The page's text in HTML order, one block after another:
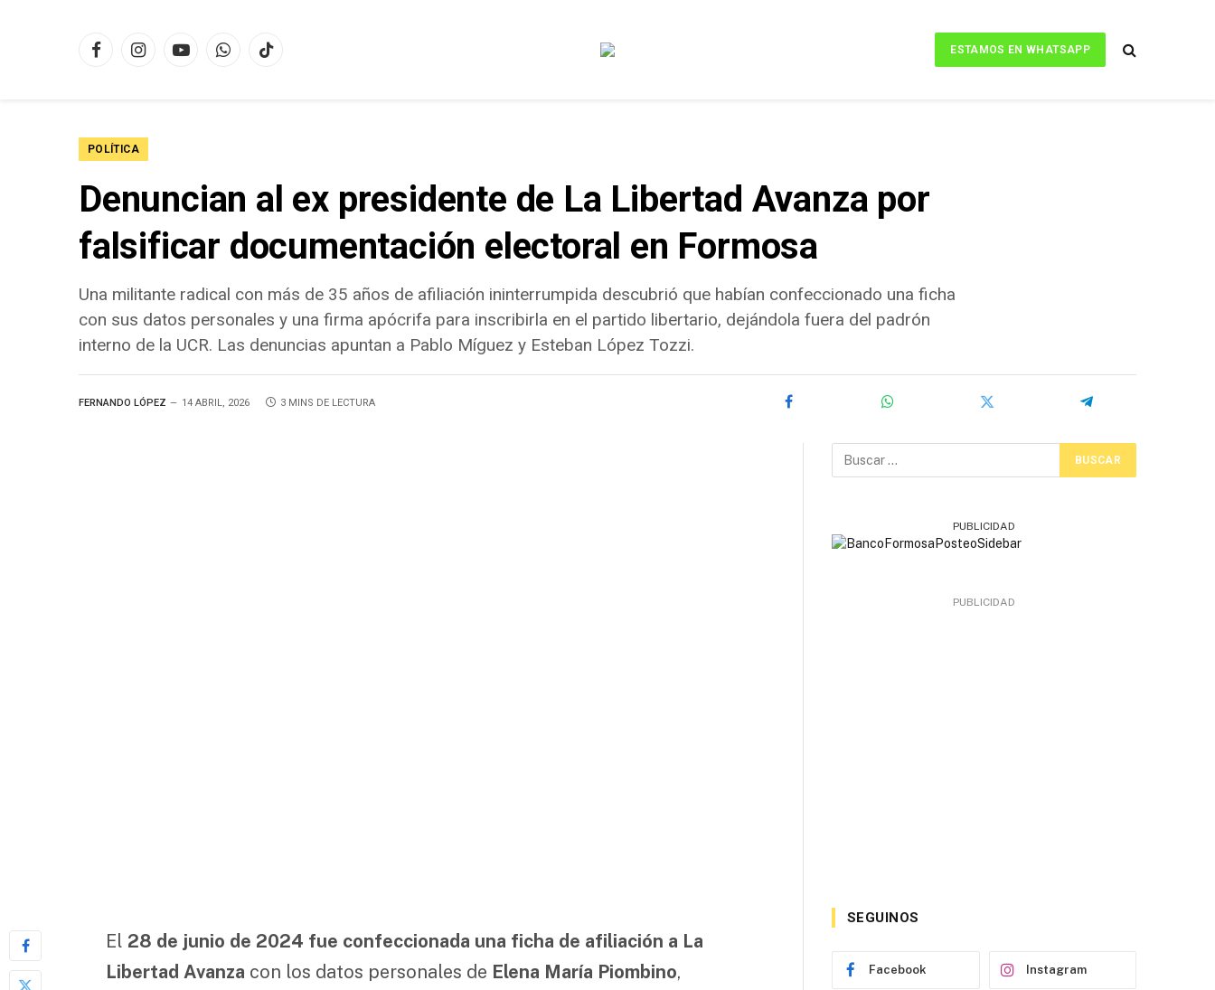
FacebookInstagramYouTubeWhatsAppTikTok
ESTAMOS EN WHATSAPP
POLÍTICA
Denuncian al ex presidente de La Libertad Avanza por
falsificar documentación electoral en Formosa
Una militante radical con más de 35 años de afiliación ininterrumpida descubrió que habían confeccionado una ficha
con sus datos personales y una firma apócrifa para inscribirla en el partido libertario, dejándola fuera del padrón
interno de la UCR. Las denuncias apuntan a Pablo Míguez y Esteban López Tozzi.
FERNANDO LÓPEZ 14 ABRIL, 2026 3 MINS DE LECTURA
El 28 de junio de 2024 fue confeccionada una ficha de afiliación a La
Libertad Avanza con los datos personales de Elena María Piombino,
PUBLICIDAD
PUBLICIDAD
SEGUINOS
Facebook Instagram